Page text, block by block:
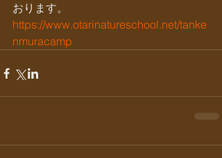
おります。
https://www.otarinatureschool.net/tanke
nmuracamp